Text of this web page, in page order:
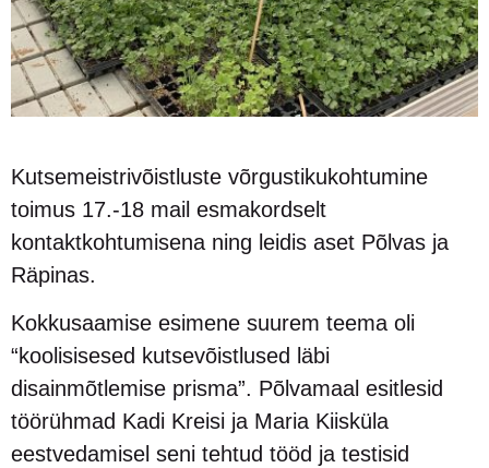
Kutsemeistrivõistluste võrgustikukohtumine
toimus 17.-18 mail esmakordselt
kontaktkohtumisena ning leidis aset Põlvas ja
Räpinas.
Kokkusaamise esimene suurem teema oli
“koolisisesed kutsevõistlused läbi
disainmõtlemise prisma”. Põlvamaal esitlesid
töörühmad Kadi Kreisi ja Maria Kiisküla
eestvedamisel seni tehtud tööd ja testisid